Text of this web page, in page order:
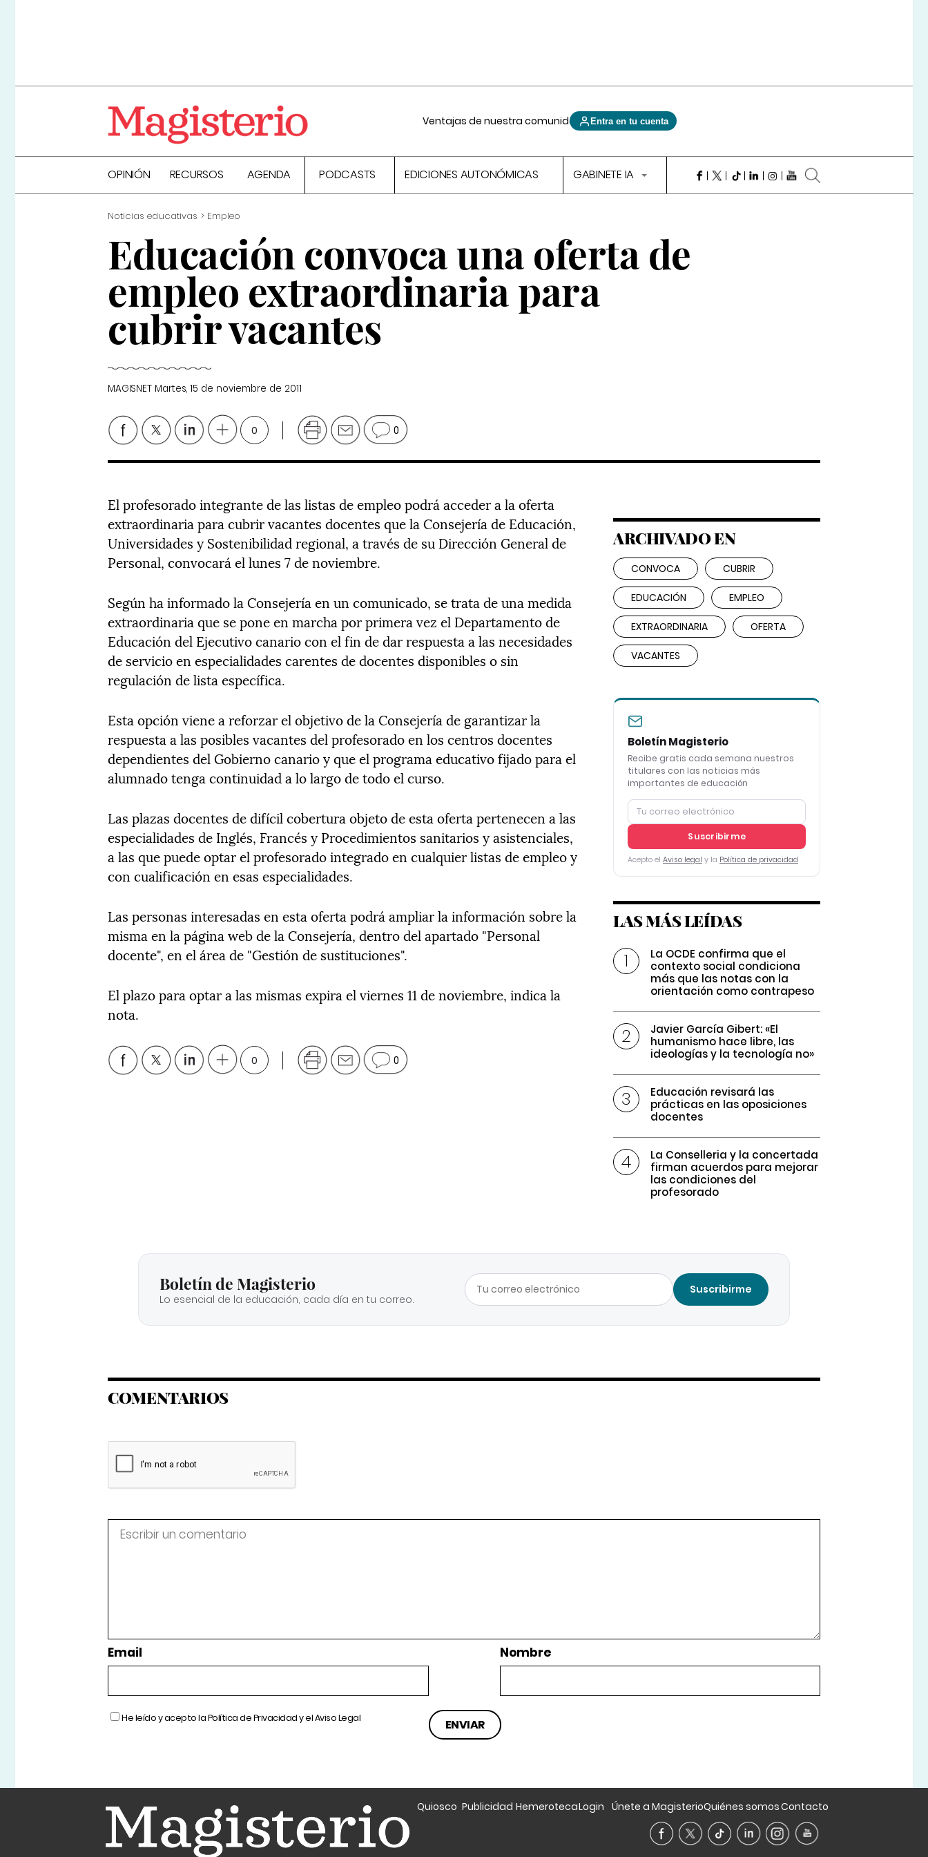
Ventajas de nuestra comunidad Entra en tu cuenta
OPINIÓN RECURSOS AGENDA PODCASTS EDICIONES AUTONÓMICAS GABINETE IA
Noticias educativas Empleo
Educación convoca una oferta de
empleo extraordinaria para
cubrir vacantes
MAGISNET Martes, 15 de noviembre de 2011
0 0
El profesorado integrante de las listas de empleo podrá acceder a la oferta
extraordinaria para cubrir vacantes docentes que la Consejería de Educación,
Universidades y Sostenibilidad regional, a través de su Dirección General de
Personal, convocará el lunes 7 de noviembre.
Según ha informado la Consejería en un comunicado, se trata de una medida
extraordinaria que se pone en marcha por primera vez el Departamento de
Educación del Ejecutivo canario con el fin de dar respuesta a las necesidades
de servicio en especialidades carentes de docentes disponibles o sin
regulación de lista específica.
Esta opción viene a reforzar el objetivo de la Consejería de garantizar la
respuesta a las posibles vacantes del profesorado en los centros docentes
dependientes del Gobierno canario y que el programa educativo fijado para el
alumnado tenga continuidad a lo largo de todo el curso.
Las plazas docentes de difícil cobertura objeto de esta oferta pertenecen a las
especialidades de Inglés, Francés y Procedimientos sanitarios y asistenciales,
a las que puede optar el profesorado integrado en cualquier listas de empleo y
con cualificación en esas especialidades.
Las personas interesadas en esta oferta podrá ampliar la información sobre la
misma en la página web de la Consejería, dentro del apartado "Personal
docente", en el área de "Gestión de sustituciones".
El plazo para optar a las mismas expira el viernes 11 de noviembre, indica la
nota.
0 0
ARCHIVADO EN
CONVOCA CUBRIR
EDUCACIÓN EMPLEO
EXTRAORDINARIA OFERTA
VACANTES
Boletín Magisterio
Recibe gratis cada semana nuestros
titulares con las noticias más
importantes de educación
Suscribirme
Acepto el Aviso legal y la Política de privacidad
LAS MÁS LEÍDAS
La OCDE confirma que el
contexto social condiciona
más que las notas con la
orientación como contrapeso
Javier García Gibert: «El
humanismo hace libre, las
ideologías y la tecnología no»
Educación revisará las
prácticas en las oposiciones
docentes
La Conselleria y la concertada
firman acuerdos para mejorar
las condiciones del
profesorado
Boletín de Magisterio
Lo esencial de la educación, cada día en tu correo.
Suscribirme
COMENTARIOS
Email Nombre
He leído y acepto laPolítica de Privacidady elAviso Legal
Quiosco Publicidad HemerotecaLogin Únete a MagisterioQuiénes somosContacto